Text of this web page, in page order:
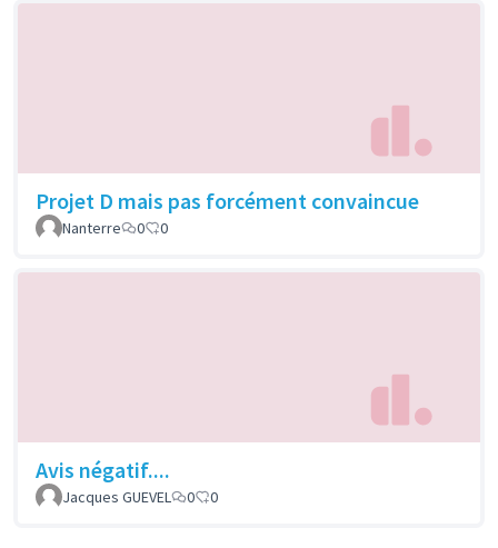
Projet D mais pas forcément convaincue
Nanterre 0 0
Avis négatif....
Jacques GUEVEL 0 0